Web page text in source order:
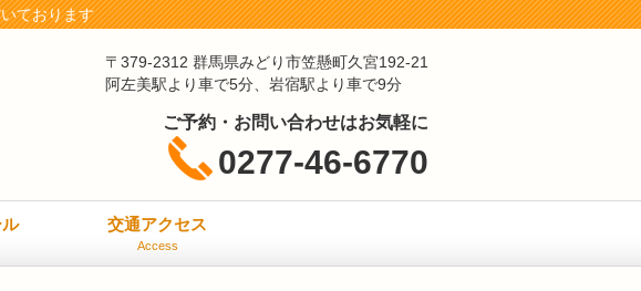
ております
〒379-2312 群馬県みどり市笠懸町久宮192-21
阿左美駅より車で5分、岩宿駅より車で9分
ご予約・お問い合わせはお気軽に
0277-46-6770
交通アクセス
Access